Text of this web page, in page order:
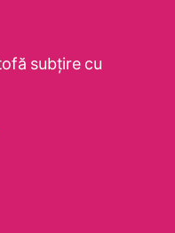
subţire cu